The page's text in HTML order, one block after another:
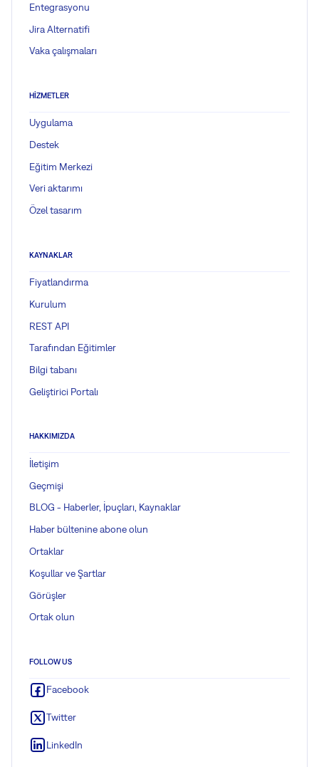
Entegrasyonu
Jira Alternatifi
Vaka çalışmaları
HIZMETLER
Uygulama
Destek
Eğitim Merkezi
Veri aktarımı
Özel tasarım
KAYNAKLAR
Fiyatlandırma
Kurulum
REST API
Tarafından Eğitimler
Bilgi tabanı
Geliştirici Portalı
HAKKIMIZDA
İletişim
Geçmişi
BLOG - Haberler, İpuçları, Kaynaklar
Haber bültenine abone olun
Ortaklar
Koşullar ve Şartlar
Görüşler
Ortak olun
FOLLOW US
Facebook
Twitter
LinkedIn